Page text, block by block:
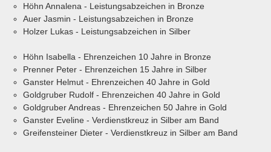
Höhn Annalena - Leistungsabzeichen in Bronze
Auer Jasmin - Leistungsabzeichen in Bronze
Holzer Lukas - Leistungsabzeichen in Silber
Höhn Isabella - Ehrenzeichen 10 Jahre in Bronze
Prenner Peter - Ehrenzeichen 15 Jahre in Silber
Ganster Helmut - Ehrenzeichen 40 Jahre in Gold
Goldgruber Rudolf - Ehrenzeichen 40 Jahre in Gold
Goldgruber Andreas - Ehrenzeichen 50 Jahre in Gold
Ganster Eveline - Verdienstkreuz in Silber am Band
Greifensteiner Dieter - Verdienstkreuz in Silber am Band